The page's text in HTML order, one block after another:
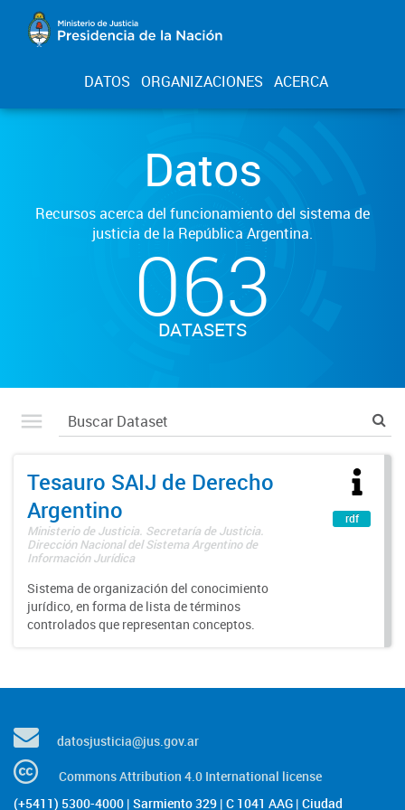
DATOS ORGANIZACIONES ACERCA
Datos
Recursos acerca del funcionamiento del sistema de
justicia de la República Argentina.
063
DATASETS
Tesauro SAIJ de Derecho
Argentino
Ministerio de Justicia. Secretaría de Justicia.
Dirección Nacional del Sistema Argentino de
Información Jurídica
Sistema de organización del conocimiento
jurídico, en forma de lista de términos
controlados que representan conceptos.
rdf
datosjusticia@jus.gov.ar
Commons Attribution 4.0 International license
(+5411) 5300-4000 | Sarmiento 329 | C 1041 AAG | Ciudad